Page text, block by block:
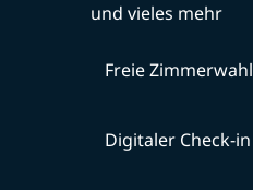
und vieles mehr
Freie Zimmerwahl
Digitaler Check-in